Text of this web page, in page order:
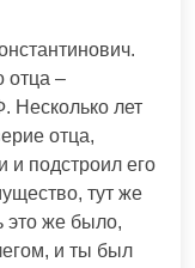
отца –
Несколько лет
отца,
и подстроил его
тут же
это же было,
и ты был